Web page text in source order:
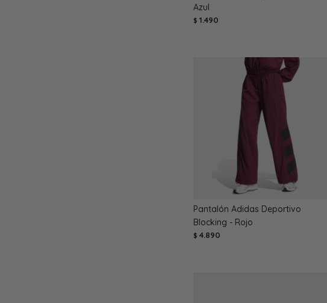
Azul
$ 1.490
Pantalón Adidas Deportivo
Blocking - Rojo
$ 4.890